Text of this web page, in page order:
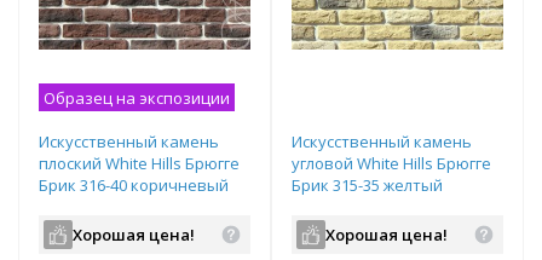
Образец на экспозиции
Искусственный камень
плоский White Hills Брюгге
Брик 316-40 коричневый
Хорошая цена!
Искусственный камень
угловой White Hills Брюгге
Брик 315-35 желтый
Хорошая цена!